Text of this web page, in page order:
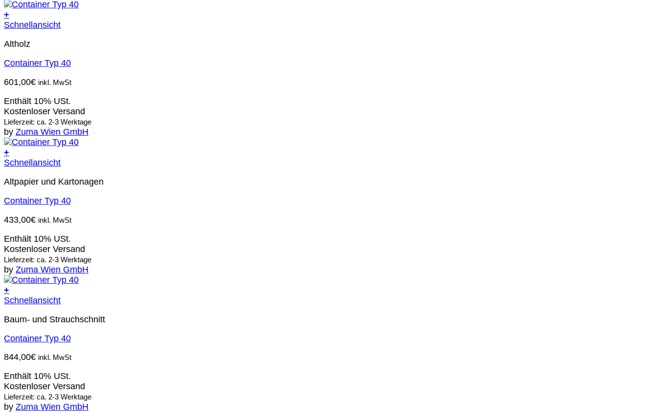
+
Schnellansicht
Altholz
Container Typ 40
601,00€ inkl. MwSt
Enthält 10% USt.
Kostenloser Versand
Lieferzeit: ca. 2-3 Werktage
by Zuma Wien GmbH
+
Schnellansicht
Altpapier und Kartonagen
Container Typ 40
433,00€ inkl. MwSt
Enthält 10% USt.
Kostenloser Versand
Lieferzeit: ca. 2-3 Werktage
by Zuma Wien GmbH
+
Schnellansicht
Baum- und Strauchschnitt
Container Typ 40
844,00€ inkl. MwSt
Enthält 10% USt.
Kostenloser Versand
Lieferzeit: ca. 2-3 Werktage
by Zuma Wien GmbH